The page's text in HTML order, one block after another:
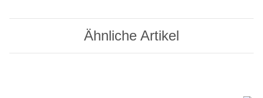
Ähnliche Artikel